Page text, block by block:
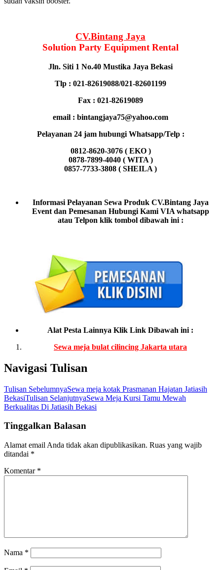
CV.Bintang Jaya
Solution Party EquipmentRental
Jln. Siti 1 No.40 Mustika Jaya Bekasi
Tlp : 021-82619088/021-82601199
Fax : 021-82619089
email : bintangjaya75@yahoo.com
Pelayanan 24 jam hubungi Whatsapp/Telp :
0812-8620-3076 ( EKO )
0878-7899-4040 ( WITA )
0857-7733-3808 ( SHEILA )
Informasi Pelayanan Sewa Produk CV.Bintang Jaya
Event dan Pemesanan Hubungi Kami VIA whatsapp
atau Telpon klik tombol dibawah ini :
Alat Pesta Lainnya Klik Link Dibawah ini :
Sewa meja bulat cilincing Jakarta utara
Navigasi Tulisan
Tulisan SebelumnyaSewa meja kotak Prasmanan Hajatan Jatiasih
BekasiTulisan SelanjutnyaSewa Meja Kursi Tamu Mewah
Berkualitas Di Jatiasih Bekasi
Tinggalkan Balasan
Alamat email Anda tidak akan dipublikasikan. Ruas yang wajib
ditandai *
Komentar *
Nama *